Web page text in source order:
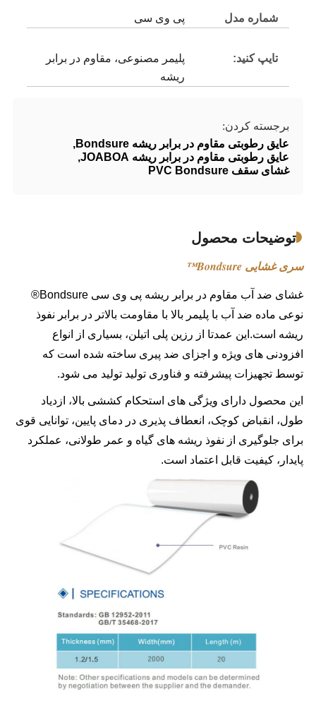
شماره مدل پی وی سی
تایپ کنید:
پلیمر مصنوعی، مقاوم در برابر
ریشه
برجسته کردن:
عایق رطوبتی مقاوم در برابر ریشه Bondsure
,
عایق رطوبتی مقاوم در برابر ریشه JOABOA
,
غشای سقف PVC Bondsure
توضیحات محصول
سری غشایی Bondsure™
غشای ضد آب مقاوم در برابر ریشه پی وی سی Bondsure®
نوعی ماده ضد آب با پلیمر بالا با مقاومت بالاتر در برابر نفوذ
ریشه است.این عمدتا از رزین پلی اتیلن، بسیاری از انواع
افزودنی های ویژه و اجزای ضد پیری ساخته شده است که
توسط تجهیزات پیشرفته و فناوری تولید تولید می شود.
این محصول دارای ویژگی های استحکام کششی بالا، ازدیاد
طول، انقباض کوچک، انعطاف پذیری در دمای پایین، توانایی قوی
برای جلوگیری از نفوذ ریشه های گیاه و عمر طولانی، عملکرد
پایدار، کیفیت قابل اعتماد است.